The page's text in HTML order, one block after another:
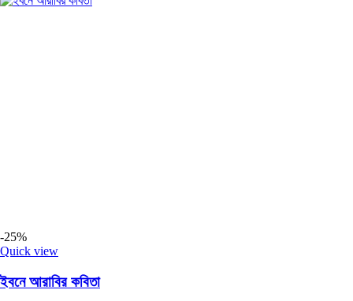
-25%
Quick view
ইবনে আরাবির কবিতা